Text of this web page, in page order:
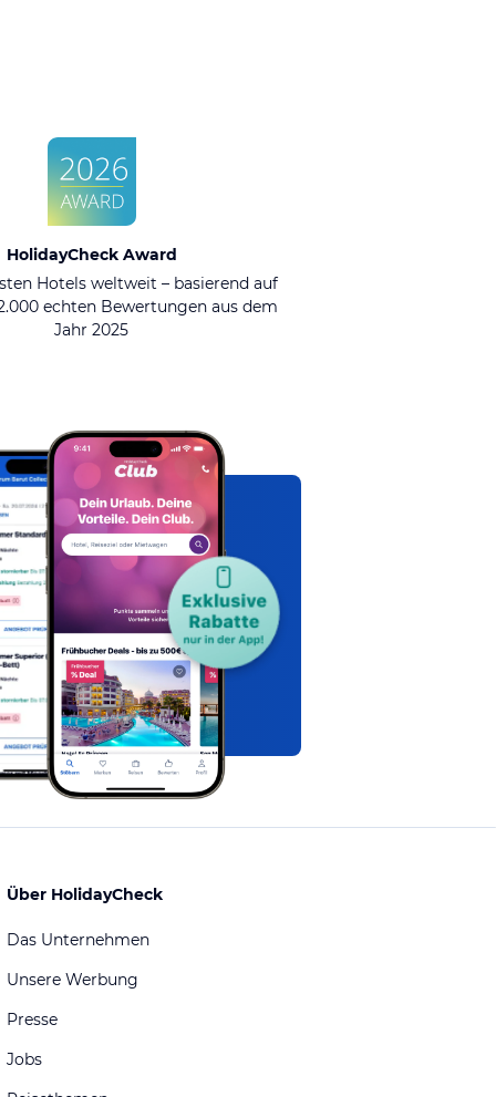
HolidayCheck Award
Hotels weltweit – basierend auf
echten Bewertungen aus dem
Jahr 2025
Über HolidayCheck
Das Unternehmen
Unsere Werbung
Presse
Jobs